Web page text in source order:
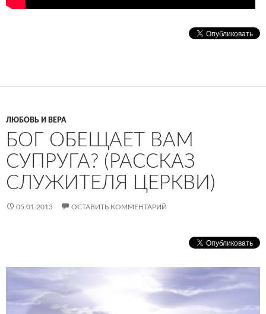
ЛЮБОВЬ И ВЕРА
БОГ ОБЕЩАЕТ ВАМ
СУПРУГА? (РАССКАЗ
СЛУЖИТЕЛЯ ЦЕРКВИ)
05.01.2013 ОСТАВИТЬ КОММЕНТАРИЙ